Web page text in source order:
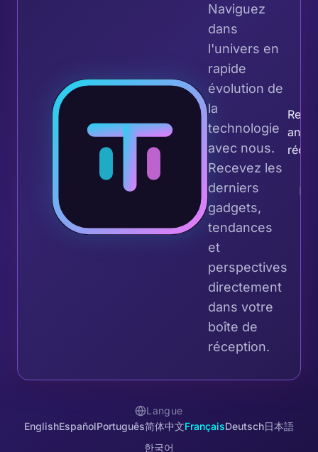
Naviguez
dans
l'univers en
rapide
évolution de
la
technologie
avec nous.
Recevez les
derniers
gadgets,
tendances
et
perspectives
directement
dans votre
boîte de
réception.
Langue
EnglishEspañolPortuguês简体中文FrançaisDeutsch日本語
한국어